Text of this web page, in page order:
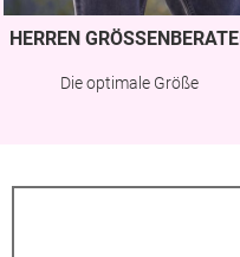
HERREN GRÖSSENBERATER
Die optimale Größe